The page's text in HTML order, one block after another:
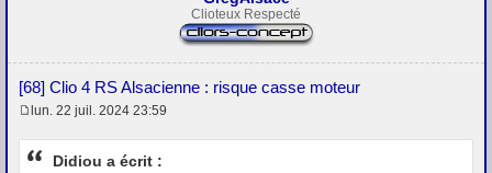
Clioteux Respecté
[68] Clio 4 RS Alsacienne : risque casse moteur
e
s
lun. 22 juil. 2024 23:59
Didiou a écrit :